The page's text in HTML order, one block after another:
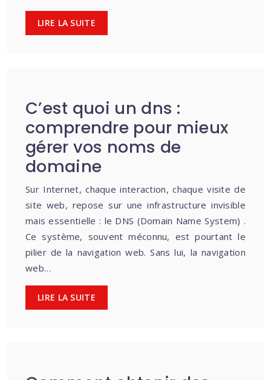
LIRE LA SUITE
C’est quoi un dns :
comprendre pour mieux
gérer vos noms de
domaine
Sur Internet, chaque interaction, chaque visite de
site web, repose sur une infrastructure invisible
mais essentielle : le DNS (Domain Name System) .
Ce système, souvent méconnu, est pourtant le
pilier de la navigation web. Sans lui, la navigation
web…
LIRE LA SUITE